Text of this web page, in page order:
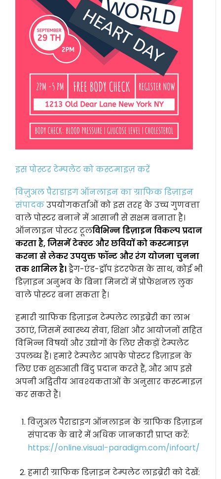
इस पोस्टर टेम्पलेट को कस्टमाइज़ करें
विज़ुअल पैराडाइग ऑनलाइन का ग्राफिक डिज़ाइन
संपादकउपयोगकर्ताओं को इस तरह के उच्च गुणवत्ता
वाले पोस्टर बनाने में आसानी से सक्षम बनाता है।
ऑनलाइन पोस्टर टूलविभिन्न डिज़ाइन विकल्प प्रदान
करता है, जिसमें टेक्स्ट और छवियों को कस्टमाइज़
करना से लेकर उपयुक्त फॉन्ट और रंग योजना चुनना
तक शामिल है। ड्रैग-एंड-ड्रॉप इंटरफेस के साथ, कोई भी
डिज़ाइन अनुभव के बिना मिनटों में प्रोफेशनल लुक
वाले पोस्टर बना सकता है।
हमारी ग्राफिक डिज़ाइन टेम्पलेट लाइब्रेरी का लाभ
उठाएं, जिसमें स्वास्थ्य सेवा, शिक्षा और आयोजनों सहित
विभिन्न विषयों और उद्योगों के लिए सैकड़ों टेम्पलेट
उपलब्ध हैं। हमारे टेम्पलेट आपके पोस्टर डिज़ाइन के
लिए एक शुरुआती बिंदु प्रदान करते हैं, और आप इसे
अपनी अद्वितीय आवश्यकताओं के अनुसार कस्टमाइज़
कर सकते हैं।
विज़ुअल पैराडाइग ऑनलाइन के ग्राफिक डिज़ाइन
संपादक के बारे में अधिक जानकारी प्राप्त करें:
https://online.visual-paradigm.com/infoart/
हमारी ग्राफिक डिज़ाइन टेम्पलेट लाइब्रेरी को देखें: